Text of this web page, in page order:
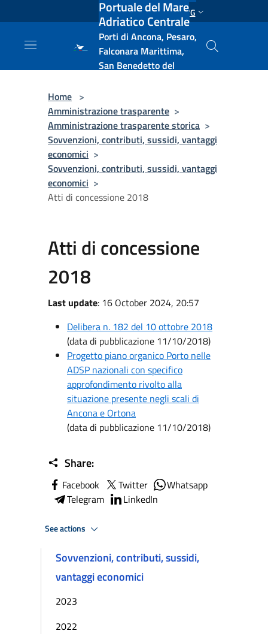
Salta al contenuto principale ENG
Portuale del Mare
Adriatico Centrale
Porti di Ancona, Pesaro,
Falconara Marittima,
San Benedetto del
Home >
Amministrazione trasparente >
Amministrazione trasparente storica >
Sovvenzioni, contributi, sussidi, vantaggi
economici >
Sovvenzioni, contributi, sussidi, vantaggi
economici >
Atti di concessione 2018
Atti di concessione
2018
Last update: 16 October 2024, 20:57
Delibera n. 182 del 10 ottobre 2018
(data di pubblicazione 11/10/2018)
Progetto piano organico Porto nelle
ADSP nazionali con specifico
approfondimento rivolto alla
situazione presente negli scali di
Ancona e Ortona
(data di pubblicazione 11/10/2018)
Share:
Facebook Twitter
Whatsapp
Telegram
LinkedIn
See actions
Sovvenzioni, contributi, sussidi,
vantaggi economici
2023
2022